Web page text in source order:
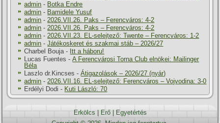
admin - Botka Endre
admin - Bamidele Yusuf
admin - 2026.VII.26. Paks – Ferencváros: 4-2
admin - 2026.VII.26. Paks – Ferencváros: 4-2
admin - 2026.VII.23. EL-selejtező: Twente – Ferencváros: 1-2
admin -Játékoskeret és szakmai stáb – 2026/27
Charbel Bouja - Itt a háboru!
Lucas Fuentes -A Ferencvárosi Torna Club elnökei: Mailinger
Béla
Laszlo dr.Kincses -Átigazolások – 2026/27 (nyár)
admin - 2026.VII.16. EL-selejtező: Ferencváros – Vojvodina: 3-0
Erdélyi Dodi - Kuti László: 70
Erkölcs Erő|
Egyetértés